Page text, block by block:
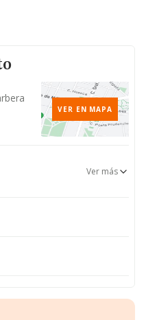
VER EN MAPA
Ver más